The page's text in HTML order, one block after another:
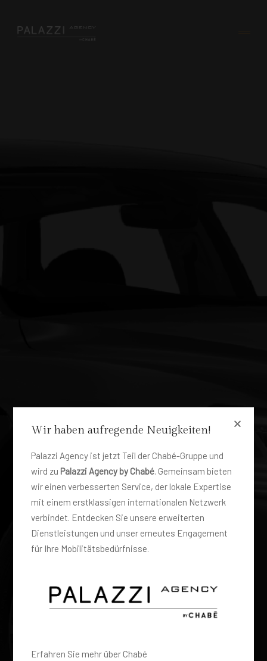
FLOTTA
Audi Q8 E-tron
Wir haben aufregende Neuigkeiten!
Palazzi Agency ist jetzt Teil der Chabé-Gruppe und
wird zu Palazzi Agency by Chabé. Gemeinsam bieten
wir einen verbesserten Service, der lokale Expertise
mit einem erstklassigen internationalen Netzwerk
verbindet. Entdecken Sie unsere erweiterten
Dienstleistungen und unser erneutes Engagement
für Ihre Mobilitätsbedürfnisse.
Erfahren Sie mehr über Chabé